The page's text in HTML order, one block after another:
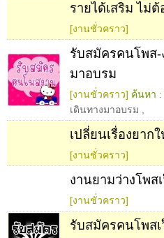
รายได้เสริม ไม่
[งานชั่วคราว]
รับสมัครคนโพส-
มาอบรม
[งานชั่วคราว] ค้นหา :
เดินทางมาอบรม
เปลี่ยนเรื่องยาก
[งานชั่วคราว]
งานยามว่างโพส
[งานชั่วคราว]
รับสมัครคนโพส